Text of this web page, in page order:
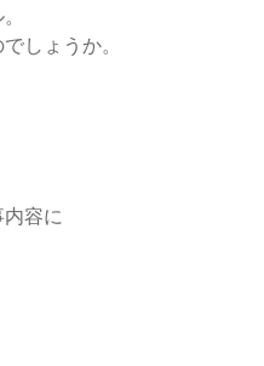
しょうか。
容に